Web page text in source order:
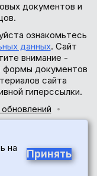
документов и
ознакомьтесь
данных. Сайт
внимание -
формы документов
сайта
гиперссылки.
на
Принять